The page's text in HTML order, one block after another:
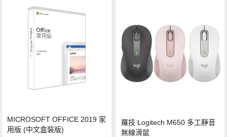
MICROSOFT OFFICE 2019 家
用版 (中文盒裝版)
羅技 Logitech M650 多工靜音
無線滑鼠